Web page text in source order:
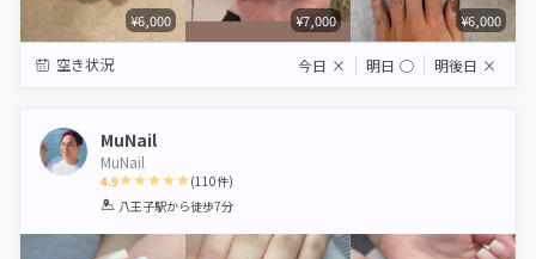
¥6,000 ¥7,000 ¥6,000
空き状況 今日 × 明日 ◯ 明後日 ×
MuNail
MuNail
4.9
1 2 3 4 5
(110件)
八王子駅から徒歩7分